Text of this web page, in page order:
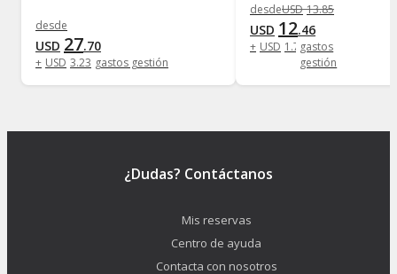
desde
USD 27.70
+ USD 3.23 gastos gestión
desdeUSD 13.85
USD 12.46
+ USD 1 .73gastos
gestión
¿Dudas? Contáctanos
Mis reservas
Centro de ayuda
Contacta con nosotros